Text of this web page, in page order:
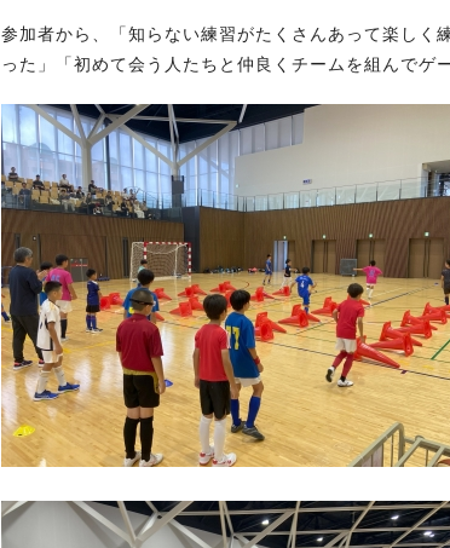
参加者から、「知らない練習がたくさんあって楽しく
った」「初めて会う人たちと仲良くチームを組んでゲ